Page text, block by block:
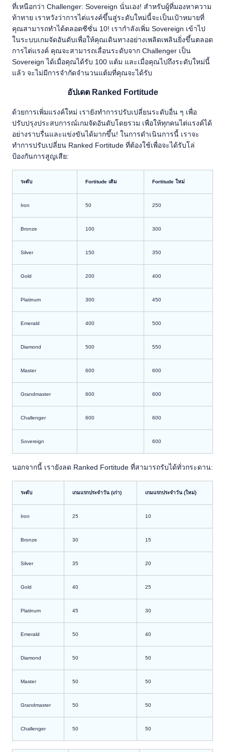
ที่เหนือกว่า Challenger: Sovereign นั่นเอง! สำหรับผู้ที่มองหาความ
ท้าทาย เราหวังว่าการไต่แรงค์ขึ้นสู่ระดับใหม่นี้จะเป็นเป้าหมายที่
คุณสามารถทำได้ตลอดซีซั่น 10! เรากำลังเพิ่ม Sovereign เข้าไป
ในระบบเกมจัดอันดับเพื่อให้คุณเดินทางอย่างเพลิดเพลินยิ่งขึ้นตลอด
การไต่แรงค์ คุณจะสามารถเลื่อนระดับจาก Challenger เป็น
Sovereign ได้เมื่อคุณได้รับ 100 แต้ม และเมื่อคุณไปถึงระดับใหม่นี้
แล้ว จะไม่มีการจำกัดจำนวนแต้มที่คุณจะได้รับ
อัปเดต Ranked Fortitude
ด้วยการเพิ่มแรงค์ใหม่ เรายังทำการปรับเปลี่ยนระดับอื่น ๆ เพื่อ
ปรับปรุงประสบการณ์เกมจัดอันดับโดยรวม เพื่อให้ทุกคนไต่แรงค์ได้
อย่างราบรื่นและแข่งขันได้มากขึ้น! ในการดำเนินการนี้ เราจะ
ทำการปรับเปลี่ยน Ranked Fortitude ที่ต้องใช้เพื่อจะได้รับโล่
ป้องกันการสูญเสีย:
ระดับ Fortitude เดิม Fortitude ใหม่
Iron 50 250
Bronze 100 300
Silver 150 350
Gold 200 400
Platinum 300 450
Emerald 400 500
Diamond 500 550
Master 600 600
Grandmaster 600 600
Challenger 600 600
Sovereign 600
นอกจากนี้ เรายังลด Ranked Fortitude ที่สามารถรับได้ทั่วกระดาน:
ระดับ เกมแรกประจำวัน (เก่า) เกมแรกประจำวัน (ใหม่)
Iron 25 10
Bronze 30 15
Silver 35 20
Gold 40 25
Platinum 45 30
Emerald 50 40
Diamond 50 50
Master 50 50
Grandmaster 50 50
Challenger 50 50